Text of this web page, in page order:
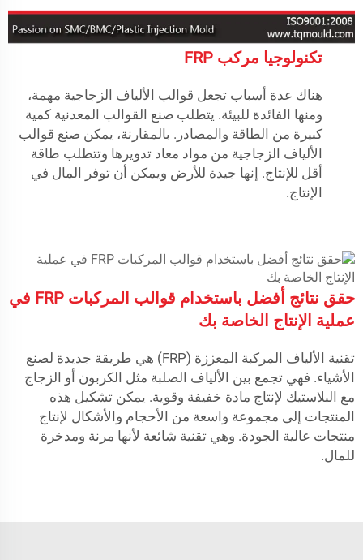
تكنولوجيا مركب FRP
هناك عدة أسباب تجعل قوالب الألياف الزجاجية مهمة،
ومنها الفائدة للبيئة. يتطلب صنع القوالب المعدنية كمية
كبيرة من الطاقة والمصادر. بالمقارنة، يمكن صنع قوالب
الألياف الزجاجية من مواد معاد تدويرها وتتطلب طاقة
أقل للإنتاج. إنها جيدة للأرض ويمكن أن توفر المال في
الإنتاج.
حقق نتائج أفضل باستخدام قوالب المركبات FRP في
عملية الإنتاج الخاصة بك
تقنية الألياف المركبة المعززة (FRP) هي طريقة جديدة لصنع
الأشياء. فهي تجمع بين الألياف الصلبة مثل الكربون أو الزجاج
مع البلاستيك لإنتاج مادة خفيفة وقوية. يمكن تشكيل هذه
المنتجات إلى مجموعة واسعة من الأحجام والأشكال لإنتاج
منتجات عالية الجودة. وهي تقنية شائعة لأنها مرنة ومدخرة
للمال.